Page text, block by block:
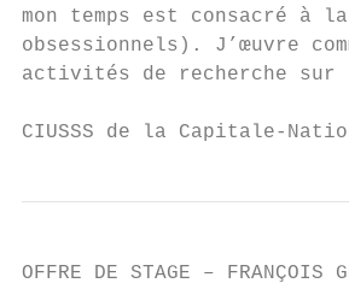
mon temps est consacré à
obsessionnels). J’œuvre
activités de recherche sur
CIUSSS de la Capitale-
OFFRE DE STAGE – FRANÇOIS